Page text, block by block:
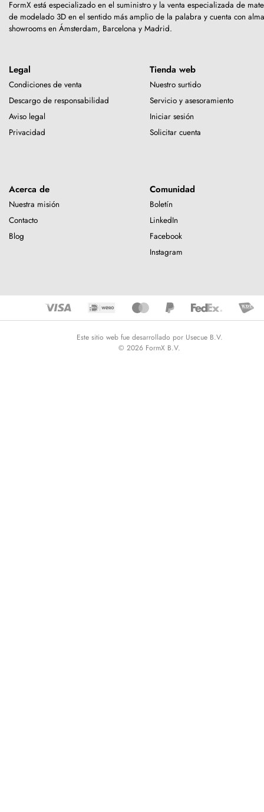
FormX está especializado en el suministro y la venta especializada de
de modelado 3D en el sentido más amplio de la palabra y cuenta con
showrooms en Ámsterdam, Barcelona y Madrid.
Legal
Condiciones de venta
Descargo de responsabilidad
Aviso legal
Privacidad
Tienda web
Nuestro surtido
Servicio y asesoramiento
Iniciar sesión
Solicitar cuenta
Acerca de
Nuestra misión
Contacto
Blog
Comunidad
Boletín
LinkedIn
Facebook
Instagram
Este sitio web fue desarrollado por Usecue B.V.
© 2026 FormX B.V.